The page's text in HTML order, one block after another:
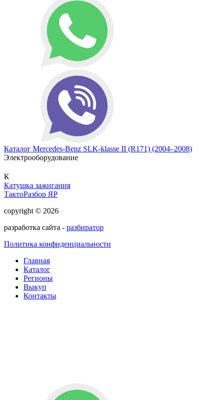
Каталог Mercedes-Benz SLK-klasse II (R171) (2004–2008)
Электрооборудование
К
Катушка зажигания
ТактоРазбор ЯР
copyright © 2026
разработка сайта - разбиратор
Политика конфиденциальности
Главная
Каталог
Регионы
Выкуп
Контакты